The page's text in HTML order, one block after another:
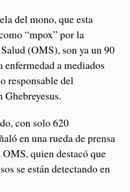
del mono, que esta
“mpox” por la
(OMS), son ya un 90
enfermedad a mediados
responsable del
con solo 620
en una rueda de prensa
quien destacó que
se están detectando en